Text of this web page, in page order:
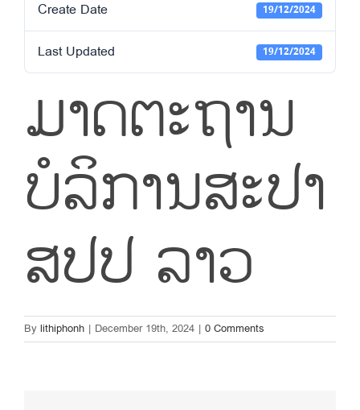
Create Date 19/12/2024
Last Updated 19/12/2024
ມາດຕະຖານ
ບໍລິການສະປາ
ສປປ ລາວ
By lithiphonh | December 19th, 2024 | 0 Comments